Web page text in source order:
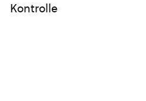
Kontrolle